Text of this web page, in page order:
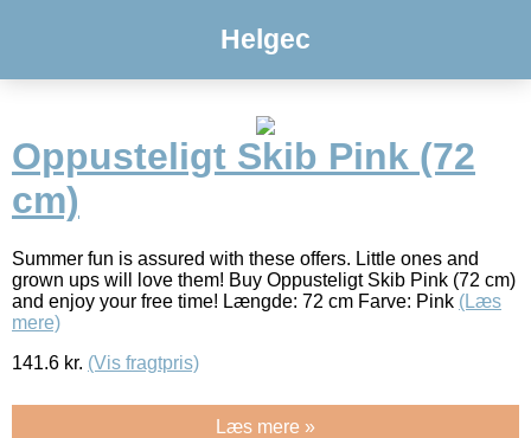
Helgec
Oppusteligt Skib Pink (72
cm)
Summer fun is assured with these offers. Little ones and
grown ups will love them! Buy Oppusteligt Skib Pink (72 cm)
and enjoy your free time! Længde: 72 cm Farve: Pink (Læs
mere)
141.6 kr. (Vis fragtpris)
Læs mere »